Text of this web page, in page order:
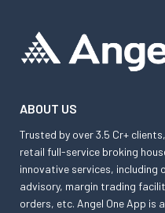
ABOUT US
Trusted by over 3.5 Cr+
retail full-service broking
innovative services, including
advisory, margin trading
orders, etc. Angel One App